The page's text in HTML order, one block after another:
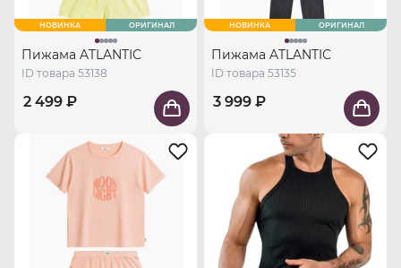
НОВИНКА ОРИГИНАЛ
Пижама ATLANTIC
ID товара 53138
2 499 ₽
НОВИНКА ОРИГИНАЛ
Пижама ATLANTIC
ID товара 53135
3 999 ₽